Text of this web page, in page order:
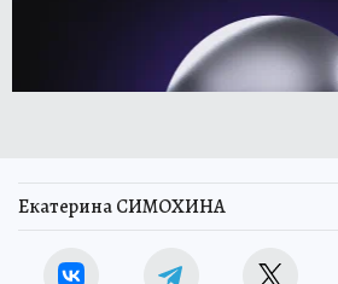
Екатерина СИМОХИНА